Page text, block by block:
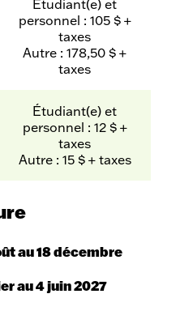
Étudiant(e) et
personnel : 105 $ +
taxes
Autre : 178,50 $ +
taxes
Étudiant(e) et
personnel : 12 $ +
taxes
Autre : 15 $ + taxes
au 18 décembre
au 4 juin 2027